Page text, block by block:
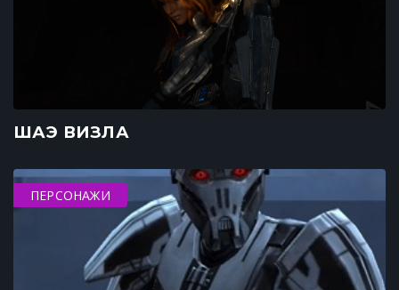
ШАЭ ВИЗЛА
ПЕРСОНАЖИ